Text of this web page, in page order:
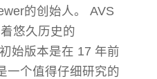
的创始人。 AVS
悠久历史的
始版本是在 17 年前
一个值得仔细研究的